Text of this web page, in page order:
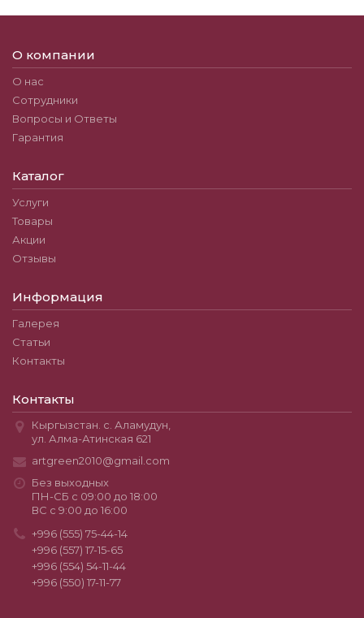
О компании
О нас
Сотрудники
Вопросы и Ответы
Гарантия
Каталог
Услуги
Товары
Акции
Отзывы
Информация
Галерея
Статьи
Контакты
Контакты
Кыргызстан. с. Аламудун,
ул. Алма-Атинская 621
artgreen2010@gmail.com
Без выходных
ПН-СБ с 09:00 до 18:00
ВС с 9:00 до 16:00
+996 (555) 75-44-14
+996 (557) 17-15-65
+996 (554) 54-11-44
+996 (550) 17-11-77